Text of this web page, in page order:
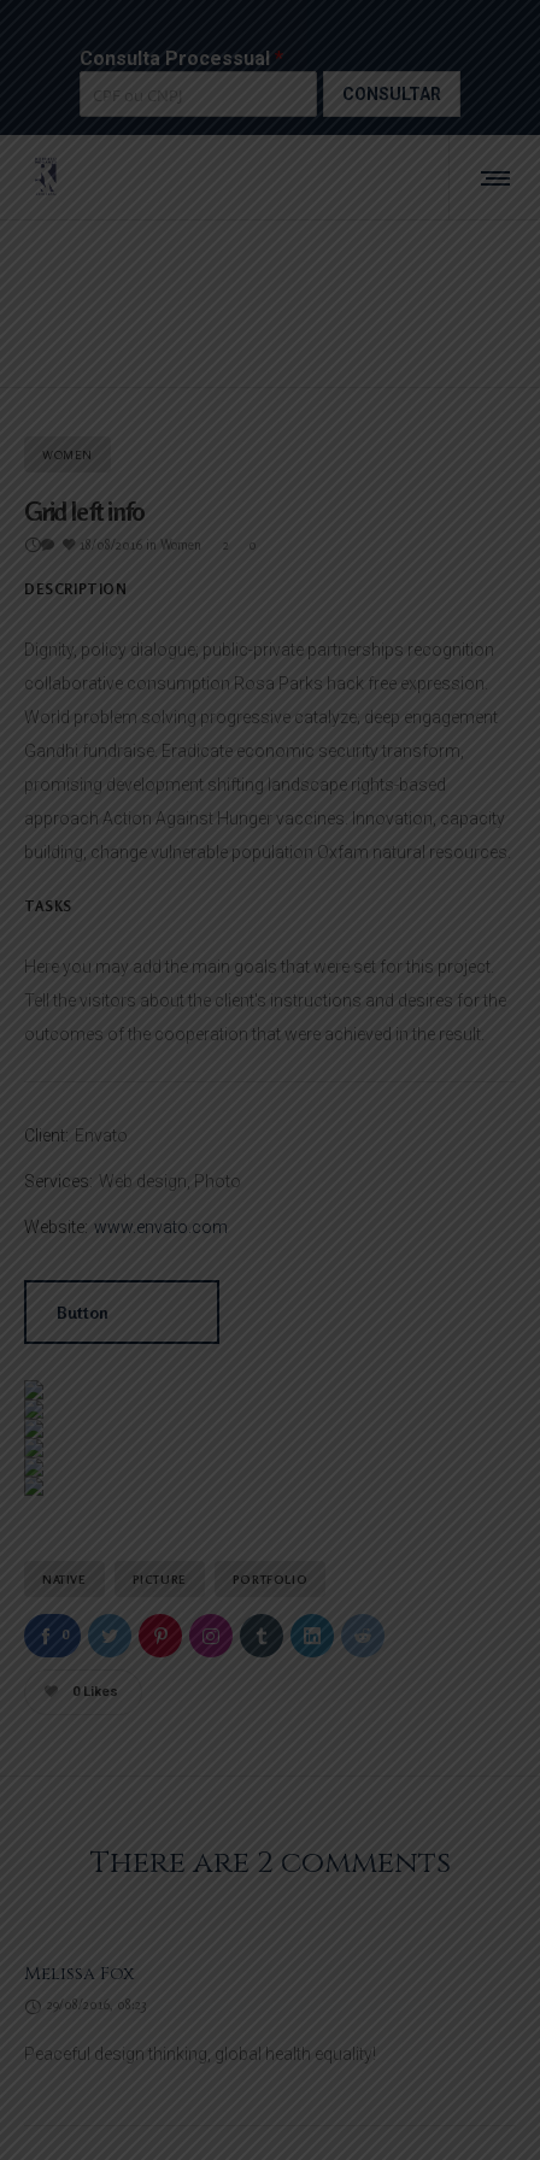
Consulta Processual *
CONSULTAR
WOMEN
Grid left info
18/08/2016 in Women 2 0
DESCRIPTION
Dignity, policy dialogue; public-private partnerships recognition
collaborative consumption Rosa Parks hack free expression.
World problem solving progressive catalyze; deep engagement
Gandhi fundraise. Eradicate economic security transform,
promising development shifting landscape rights-based
approach Action Against Hunger vaccines. Innovation, capacity
building, change vulnerable population Oxfam natural resources.
TASKS
Here you may add the main goals that were set for this project.
Tell the visitors about the client's instructions and desires for the
outcomes of the cooperation that were achieved in the result.
Client: Envato
Services: Web design, Photo
Website: www.envato.com
Button
NATIVE PICTURE PORTFOLIO
0
0 Likes
There are 2 comments
Melissa Fox
29/08/2016, 08:23
Peaceful design thinking, global health equality!